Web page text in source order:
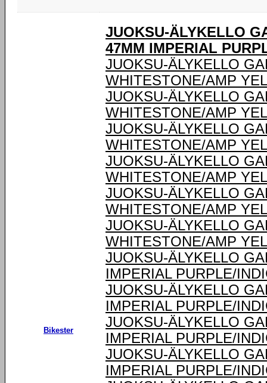
Bikester
JUOKSU-ÄLYKELLO
47MM IMPERIAL
JUOKSU-ÄLYKELLO
WHITESTONE/AMP
JUOKSU-ÄLYKELLO
WHITESTONE/AMP
JUOKSU-ÄLYKELLO
WHITESTONE/AMP
JUOKSU-ÄLYKELLO
WHITESTONE/AMP
JUOKSU-ÄLYKELLO
WHITESTONE/AMP
JUOKSU-ÄLYKELLO
WHITESTONE/AMP
JUOKSU-ÄLYKELLO
IMPERIAL PURPLE/
JUOKSU-ÄLYKELLO
IMPERIAL PURPLE/
JUOKSU-ÄLYKELLO
IMPERIAL PURPLE/
JUOKSU-ÄLYKELLO
IMPERIAL PURPLE/